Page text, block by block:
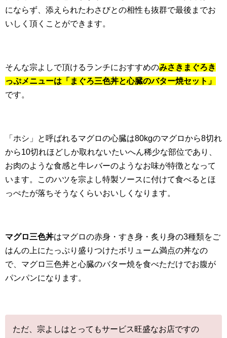
にならず、添えられたわさびとの相性も抜群で最後までお
いしく頂くことができます。
そんな宗よしで頂けるランチにおすすめのみさきまぐろき
っぷメニューは「まぐろ三色丼と心臓のバター焼セット」
です。
「ホシ」と呼ばれるマグロの心臓は80kgのマグロから8切れ
から10切れほどしか取れないたいへん稀少な部位であり、
お肉のような食感と牛レバーのようなお味が特徴となって
います。このハツを宗よし特製ソースに付けて食べるとほ
っぺたが落ちそうなくらいおいしくなります。
マグロ三色丼はマグロの赤身・すき身・炙り身の3種類をご
はんの上にたっぷり盛りつけたボリューム満点の丼なの
で、マグロ三色丼と心臓のバター焼を食べただけでお腹が
パンパンになります。
ただ、宗よしはとってもサービス旺盛なお店ですの